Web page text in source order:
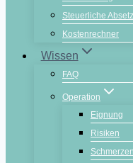
Steuerliche
Kostenrechner
Wissen
FAQ
Operation
Eignung
Risiken
Schmerzen